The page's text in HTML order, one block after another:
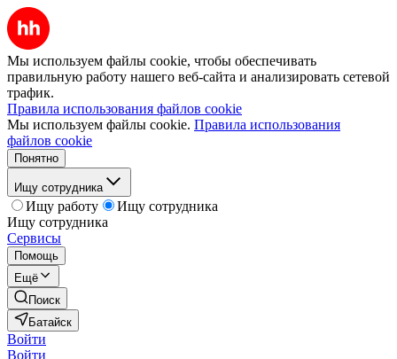
Мы используем файлы cookie, чтобы обеспечивать
правильную работу нашего веб-сайта и анализировать сетевой
трафик.
Правила использования файлов cookie
Мы используем файлы cookie. Правила использования
файлов cookie
Понятно
Ищу сотрудника
Ищу работу
Ищу сотрудника
Ищу сотрудника
Сервисы
Помощь
Ещё
Поиск
Батайск
Войти
Войти